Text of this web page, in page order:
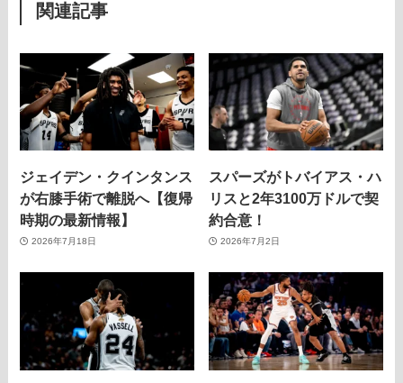
関連記事
ジェイデン・クインタンス
が右膝手術で離脱へ【復帰
時期の最新情報】
2026年7月18日
スパーズがトバイアス・ハ
リスと2年3100万ドルで契
約合意！
2026年7月2日